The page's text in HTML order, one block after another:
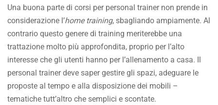
Una buona parte di corsi per personal trainer non prende in
considerazione l’home training, sbagliando ampiamente. Al
contrario questo genere di training meriterebbe una
trattazione molto più approfondita, proprio per l’alto
interesse che gli utenti hanno per l’allenamento a casa. Il
personal trainer deve saper gestire gli spazi, adeguare le
proposte al tempo e alla disposizione dei mobili –
tematiche tutt’altro che semplici e scontate.